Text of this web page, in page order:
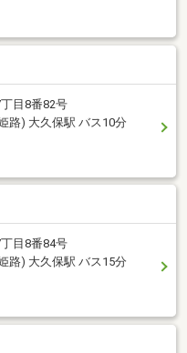
目8番82号
路) 大久保駅 バス10分
目8番84号
路) 大久保駅 バス15分